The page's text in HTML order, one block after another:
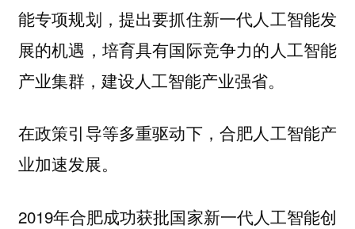
能专项规划，提出要抓住新一代人工智能发
展的机遇，培育具有国际竞争力的人工智能
产业集群，建设人工智能产业强省。
在政策引导等多重驱动下，合肥人工智能产
业加速发展。
2019年合肥成功获批国家新一代人工智能创